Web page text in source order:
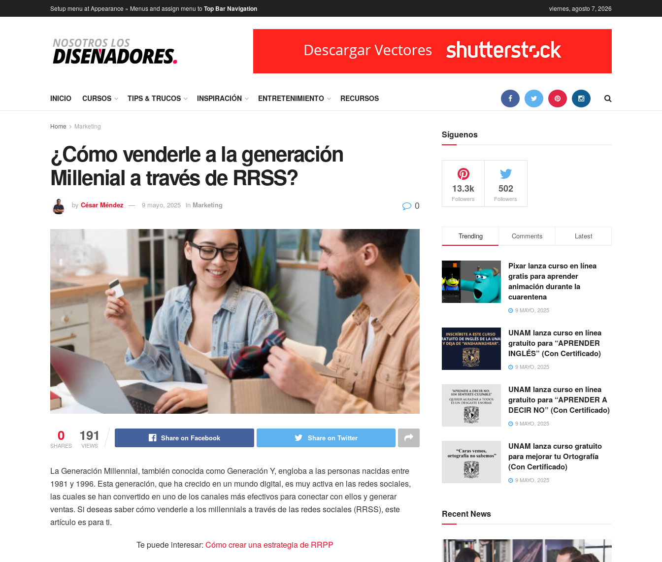
Setup menu at Appearance » Menus and assign menu to Top Bar Navigation viernes, agosto 7, 2026
INICIO CURSOS TIPS & TRUCOS INSPIRACIÓN ENTRETENIMIENTO RECURSOS
Home Marketing
¿Cómo venderle a la generación
Millenial a través de RRSS?
by César Méndez 9 mayo, 2025 in Marketing 0
0
SHARES
191
VIEWS
Share on Facebook Share on Twitter
La Generación Millennial, también conocida como Generación Y, engloba a las personas nacidas entre
1981 y 1996. Esta generación, que ha crecido en un mundo digital, es muy activa en las redes sociales,
las cuales se han convertido en uno de los canales más efectivos para conectar con ellos y generar
ventas. Si deseas saber cómo venderle a los millennials a través de las redes sociales (RRSS), este
artículo es para ti.
Te puede interesar: Cómo crear una estrategia de RRPP
Síguenos
13.3k
Followers
502
Followers
Trending Comments Latest
Pixar lanza curso en línea
gratis para aprender
animación durante la
cuarentena
9 MAYO, 2025
UNAM lanza curso en línea
gratuito para “APRENDER
INGLÉS” (Con Certificado)
9 MAYO, 2025
UNAM lanza curso en línea
gratuito para “APRENDER A
DECIR NO” (Con Certificado)
9 MAYO, 2025
UNAM lanza curso gratuito
para mejorar tu Ortografía
(Con Certificado)
9 MAYO, 2025
Recent News